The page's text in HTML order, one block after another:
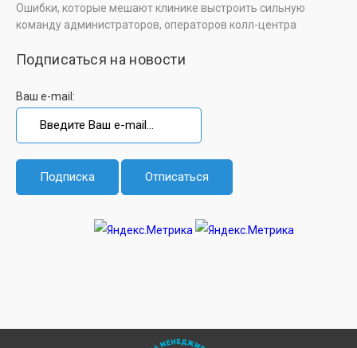
Ошибки, которые мешают клинике выстроить сильную
команду администраторов, операторов колл-центра
Подписаться на новости
Ваш e-mail: